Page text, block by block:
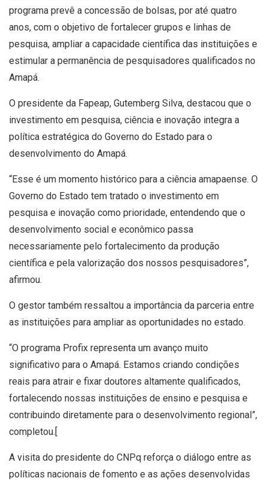
programa prevê a concessão de bolsas, por até quatro
anos, com o objetivo de fortalecer grupos e linhas de
pesquisa, ampliar a capacidade científica das instituições e
estimular a permanência de pesquisadores qualificados no
Amapá.
O presidente da Fapeap, Gutemberg Silva, destacou que o
investimento em pesquisa, ciência e inovação integra a
política estratégica do Governo do Estado para o
desenvolvimento do Amapá.
“Esse é um momento histórico para a ciência amapaense. O
Governo do Estado tem tratado o investimento em
pesquisa e inovação como prioridade, entendendo que o
desenvolvimento social e econômico passa
necessariamente pelo fortalecimento da produção
científica e pela valorização dos nossos pesquisadores”,
afirmou.
O gestor também ressaltou a importância da parceria entre
as instituições para ampliar as oportunidades no estado.
“O programa Profix representa um avanço muito
significativo para o Amapá. Estamos criando condições
reais para atrair e fixar doutores altamente qualificados,
fortalecendo nossas instituições de ensino e pesquisa e
contribuindo diretamente para o desenvolvimento regional”,
completou.[
A visita do presidente do CNPq reforça o diálogo entre as
políticas nacionais de fomento e as ações desenvolvidas